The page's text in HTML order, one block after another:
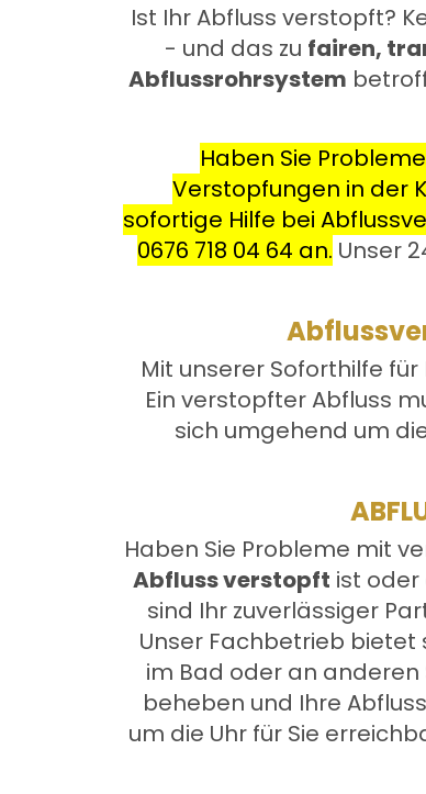
Ist Ihr Abfluss verstopft?
- und das zu fairen,
Abflussrohrsystem
Haben Sie
Verstopfungen in der
sofortige Hilfe bei
0676 718 04 64 an. Unser
Mit unserer Soforthilfe
Ein verstopfter Abfluss
sich umgehend um
Haben Sie Probleme mit
Abfluss verstopft ist oder
sind Ihr zuverlässiger
Unser Fachbetrieb
im Bad oder an anderen
beheben und Ihre
um die Uhr für Sie